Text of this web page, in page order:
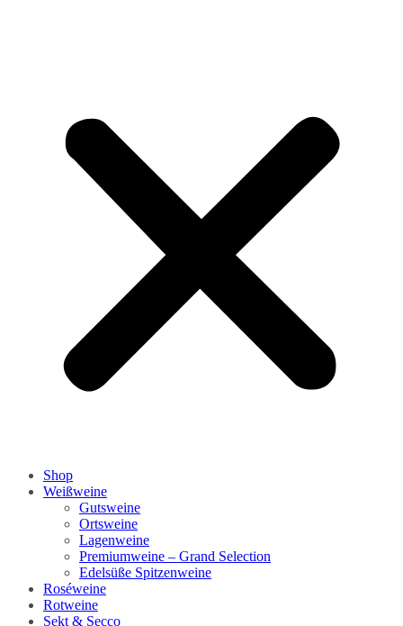
Shop
Weißweine
Gutsweine
Ortsweine
Lagenweine
Premiumweine – Grand Selection
Edelsüße Spitzenweine
Roséweine
Rotweine
Sekt & Secco